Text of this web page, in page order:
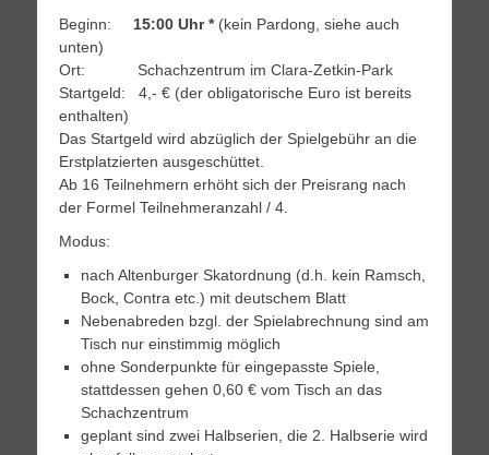
Beginn: 15:00 Uhr *(kein Pardong, siehe auch
unten)
Ort: Schachzentrum im Clara-Zetkin-Park
Startgeld: 4,- € (der obligatorische Euro ist bereits
enthalten)
Das Startgeld wird abzüglich der Spielgebühr an die
Erstplatzierten ausgeschüttet.
Ab 16 Teilnehmern erhöht sich der Preisrang nach
der Formel Teilnehmeranzahl / 4.
Modus:
nach Altenburger Skatordnung (d.h. kein Ramsch,
Bock, Contra etc.) mit deutschem Blatt
Nebenabreden bzgl. der Spielabrechnung sind am
Tisch nur einstimmig möglich
ohne Sonderpunkte für eingepasste Spiele,
stattdessen gehen 0,60 € vom Tisch an das
Schachzentrum
geplant sind zwei Halbserien, die 2. Halbserie wird